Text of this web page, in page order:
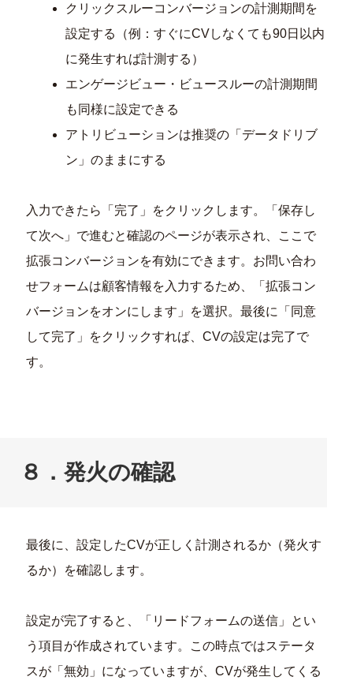
クリックスルーコンバージョンの計測期間を
設定する（例：すぐにCVしなくても90日以内
に発生すれば計測する）
エンゲージビュー・ビュースルーの計測期間
も同様に設定できる
アトリビューションは推奨の「データドリブ
ン」のままにする
入力できたら「完了」をクリックします。「保存し
て次へ」で進むと確認のページが表示され、ここで
拡張コンバージョンを有効にできます。お問い合わ
せフォームは顧客情報を入力するため、「拡張コン
バージョンをオンにします」を選択。最後に「同意
して完了」をクリックすれば、CVの設定は完了で
す。
８．発火の確認
最後に、設定したCVが正しく計測されるか（発火す
るか）を確認します。
設定が完了すると、「リードフォームの送信」とい
う項目が作成されています。この時点ではステータ
スが「無効」になっていますが、CVが発生してくる